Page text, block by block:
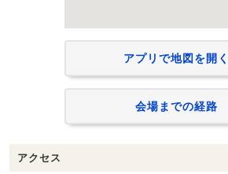
アプリで地図を開く
会場までの経路
アクセス